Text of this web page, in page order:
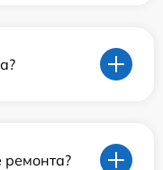
ремонта?